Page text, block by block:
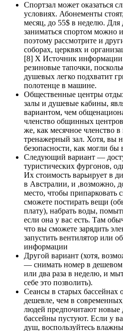
Спортзал может оказаться
условиях. Абонементы
месяц, до 55$ в неделю.
заниматься спортом можно
поэтому рассмотрите и
соборах, церквях и
[8] X Источник информации
резиновые тапочки,
душевых легко подхватит
полотенце в машине.
Общественные центры
залы и душевые кабины,
вариантом, чем
членство общинных
же, как месячное членство
тренажерный зал. Хотя, вы
безопасности, как могли бы
Следующий вариант —
туристических фургонов,
Их стоимость варьирует в
в Австралии, и ,возможно,
место, чтобы припарковать
сможете постирать вещи
плату), набрать воды,
если она у вас есть. Там
что вы сможете зарядить
запустить вентилятор или
информации
Другой вариант (хотя,
— снимать номер в дешевом
или два раза в неделю, и
себе это позволить).
Сеансы в старых бассейнах
дешевле, чем в
людей предпочитают новые
бассейны пустуют. Если у
душ, воспользуйтесь